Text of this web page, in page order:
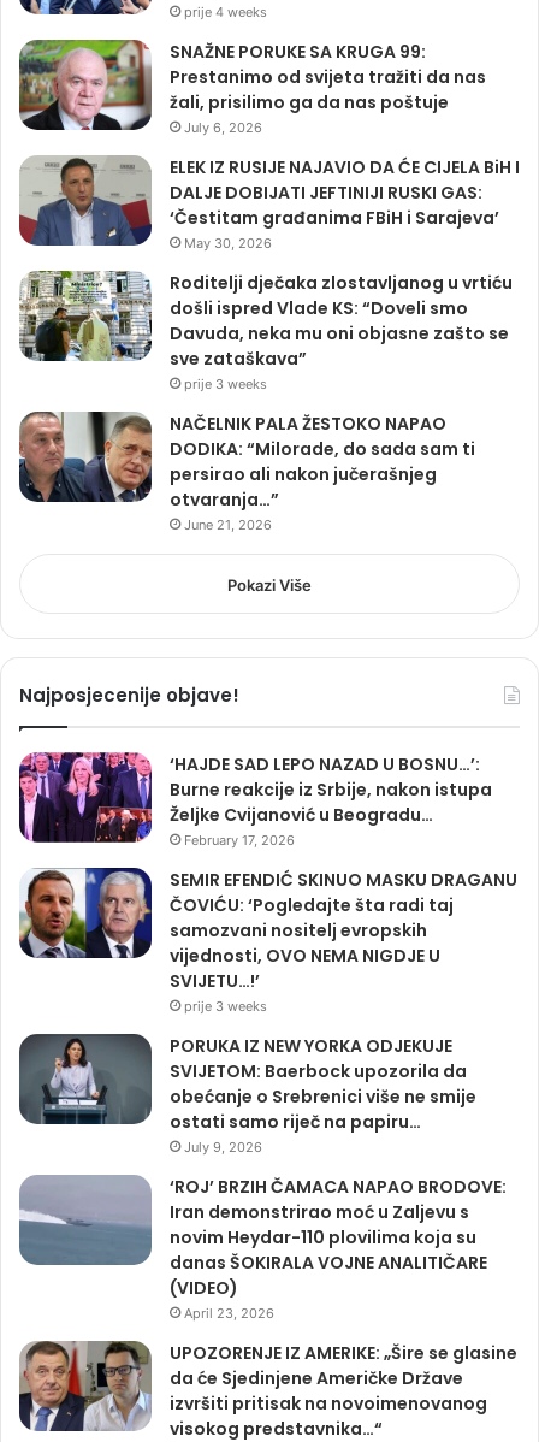
prije 4 weeks
SNAŽNE PORUKE SA KRUGA 99:
Prestanimo od svijeta tražiti da nas
žali, prisilimo ga da nas poštuje
July 6, 2026
ELEK IZ RUSIJE NAJAVIO DA ĆE CIJELA BiH I
DALJE DOBIJATI JEFTINIJI RUSKI GAS:
‘Čestitam građanima FBiH i Sarajeva’
May 30, 2026
Roditelji dječaka zlostavljanog u vrtiću
došli ispred Vlade KS: “Doveli smo
Davuda, neka mu oni objasne zašto se
sve zataškava”
prije 3 weeks
NAČELNIK PALA ŽESTOKO NAPAO
DODIKA: “Milorade, do sada sam ti
persirao ali nakon jučerašnjeg
otvaranja…”
June 21, 2026
Pokazi Više
Najposjecenije objave!
‘HAJDE SAD LEPO NAZAD U BOSNU…’:
Burne reakcije iz Srbije, nakon istupa
Željke Cvijanović u Beogradu…
February 17, 2026
SEMIR EFENDIĆ SKINUO MASKU DRAGANU
ČOVIĆU: ‘Pogledajte šta radi taj
samozvani nositelj evropskih
vijednosti, OVO NEMA NIGDJE U
SVIJETU…!’
prije 3 weeks
PORUKA IZ NEW YORKA ODJEKUJE
SVIJETOM: Baerbock upozorila da
obećanje o Srebrenici više ne smije
ostati samo riječ na papiru…
July 9, 2026
‘ROJ’ BRZIH ČAMACA NAPAO BRODOVE:
Iran demonstrirao moć u Zaljevu s
novim Heydar-110 plovilima koja su
danas ŠOKIRALA VOJNE ANALITIČARE
(VIDEO)
April 23, 2026
UPOZORENJE IZ AMERIKE: „Šire se glasine
da će Sjedinjene Američke Države
izvršiti pritisak na novoimenovanog
visokog predstavnika…“